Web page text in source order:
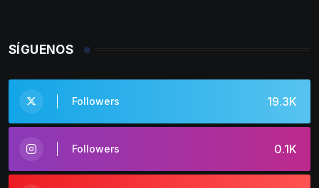
SÍGUENOS
19.3K
Followers
0.1K
Followers